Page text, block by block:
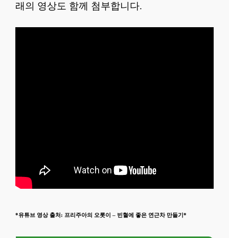
래의 영상도 함께 첨부합니다.
*유튜브 영상 출처: 프리주아의 오롯이 – 빈혈에 좋은 연근차 만들기*